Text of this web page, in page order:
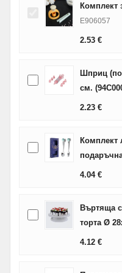
Комплект
E906057
2.53 €
Шприц
см.
2.23 €
Комплект
4.04 €
Въртяща
торта Ø
4.12 €